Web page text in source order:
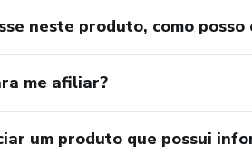
neste produto, como posso
me afiliar?
um produto que possui